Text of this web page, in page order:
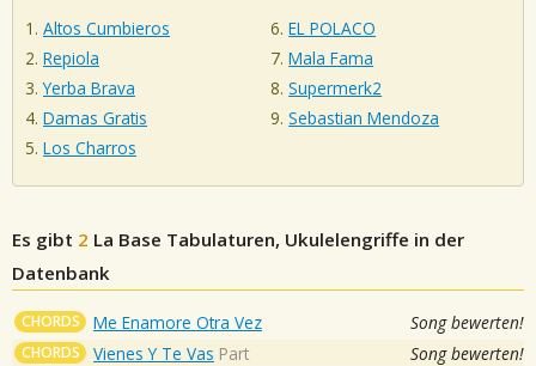
Altos Cumbieros
Repiola
Yerba Brava
Damas Gratis
Los Charros
EL POLACO
Mala Fama
Supermerk2
Sebastian Mendoza
Es gibt 2 La Base Tabulaturen, Ukulelengriffe in der
Datenbank
CHORDS Me Enamore Otra Vez Song bewerten!
CHORDS Vienes Y Te Vas Part Song bewerten!